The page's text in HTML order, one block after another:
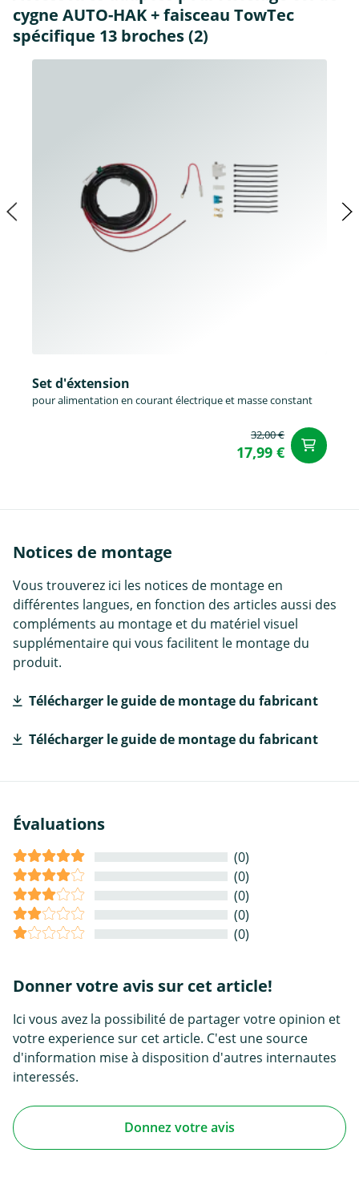
cygne AUTO-HAK + faisceau TowTec
spécifique 13 broches (2)
Set d'éxtension
pour alimentation en courant électrique et masse constant
32,00 €
17,99 €
Notices de montage
Vous trouverez ici les notices de montage en
différentes langues, en fonction des articles aussi des
compléments au montage et du matériel visuel
supplémentaire qui vous facilitent le montage du
produit.
Télécharger le guide de montage du fabricant
Télécharger le guide de montage du fabricant
Évaluations
(0)
(0)
(0)
(0)
(0)
Donner votre avis sur cet article!
Ici vous avez la possibilité de partager votre opinion et
votre experience sur cet article. C'est une source
d'information mise à disposition d'autres internautes
interessés.
Donnez votre avis